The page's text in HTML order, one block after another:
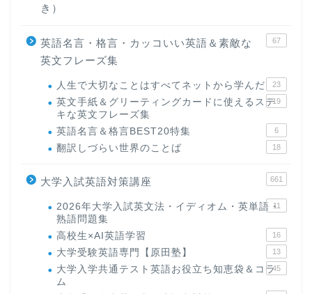
き）
英語名言・格言・カッコいい英語＆素敵な
英文フレーズ集
67
人生で大切なことはすべてネットから学んだ 23
英文手紙＆グリーティングカードに使えるステ
キな英文フレーズ集
19
英語名言＆格言BEST20特集 6
翻訳しづらい世界のことば 18
大学入試英語対策講座 661
2026年大学入試英文法・イディオム・英単語・
熟語問題集
11
高校生×AI英語学習 16
大学受験英語専門【原田塾】 13
大学入学共通テスト英語お役立ち知恵袋＆コラ
ム
45